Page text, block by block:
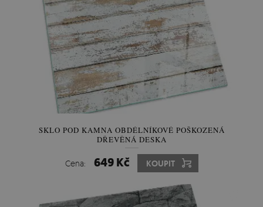
SKLO POD KAMNA OBDÉLNÍKOVÉ POŠKOZENÁ
DŘEVĚNÁ DESKA
Cena: 649 Kč KOUPIT